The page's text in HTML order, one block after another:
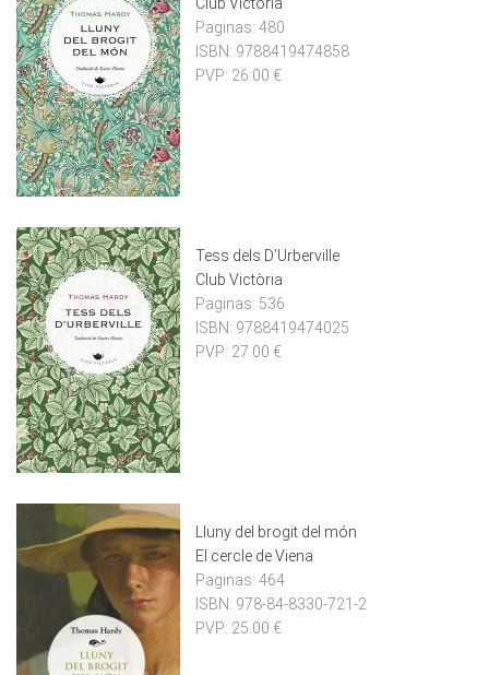
Paginas: 480
ISBN: 9788419474858
PVP: 26.00 €
Tess dels D’Urberville
Club Victòria
Paginas: 536
ISBN: 9788419474025
PVP: 27.00 €
Lluny del brogit del món
El cercle de Viena
Paginas: 464
ISBN: 978-84-8330-721-2
PVP: 25.00 €